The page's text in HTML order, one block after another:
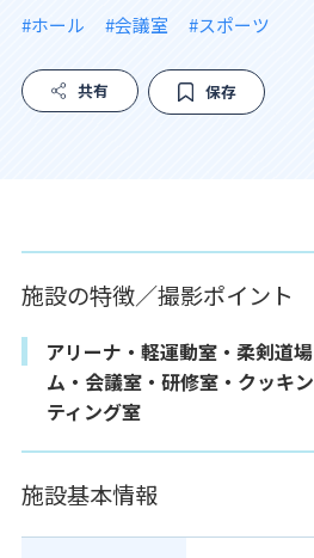
#ホール #会議室 #スポーツ
共有 保存
施設の特徴／撮影ポイント
アリーナ・軽運動室・柔剣道
ム・会議室・研修室・クッキ
ティング室
施設基本情報